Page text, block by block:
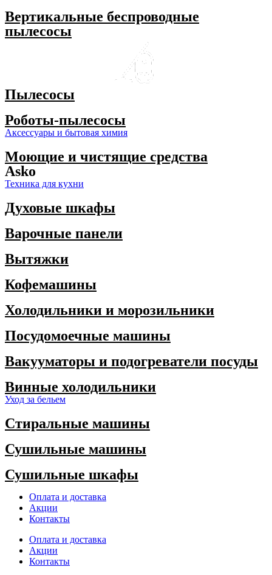
Вертикальные беспроводные
пылесосы
Пылесосы
Роботы-пылесосы
Аксессуары и бытовая химия
Моющие и чистящие средства
Asko
Техника для кухни
Духовые шкафы
Варочные панели
Вытяжки
Кофемашины
Холодильники и морозильники
Посудомоечные машины
Вакууматоры и подогреватели посуды
Винные холодильники
Уход за бельем
Стиральные машины
Сушильные машины
Сушильные шкафы
Оплата и доставка
Акции
Контакты
Оплата и доставка
Акции
Контакты